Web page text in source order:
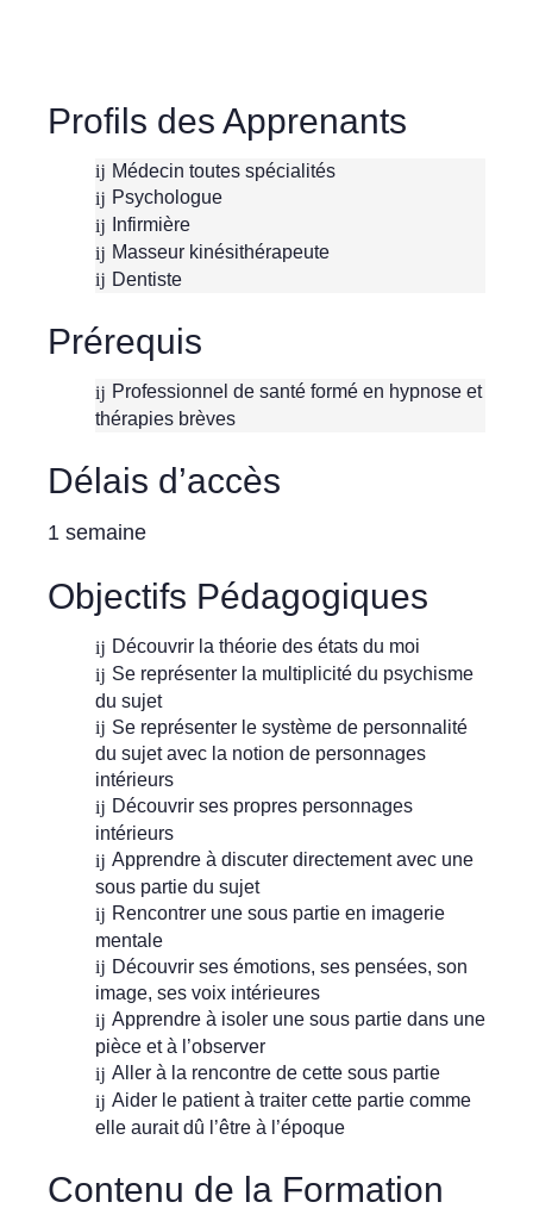
Profils des Apprenants
Médecin toutes spécialités
Psychologue
Infirmière
Masseur kinésithérapeute
Dentiste
Prérequis
Professionnel de santé formé en hypnose et
thérapies brèves
Délais d’accès
1 semaine
Objectifs Pédagogiques
Découvrir la théorie des états du moi
Se représenter la multiplicité du psychisme
du sujet
Se représenter le système de personnalité
du sujet avec la notion de personnages
intérieurs
Découvrir ses propres personnages
intérieurs
Apprendre à discuter directement avec une
sous partie du sujet
Rencontrer une sous partie en imagerie
mentale
Découvrir ses émotions, ses pensées, son
image, ses voix intérieures
Apprendre à isoler une sous partie dans une
pièce et à l’observer
Aller à la rencontre de cette sous partie
Aider le patient à traiter cette partie comme
elle aurait dû l’être à l’époque
Contenu de la Formation